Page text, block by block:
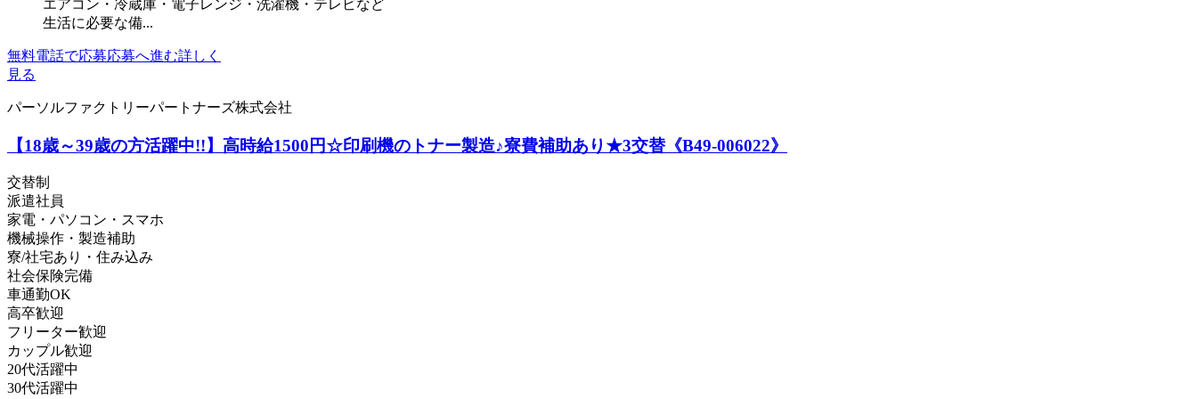
エアコン・冷蔵庫・電子レンジ・洗濯機・テレビなど
生活に必要な備...
無料電話で応募応募へ進む詳しく
見る
パーソルファクトリーパートナーズ株式会社
【18歳～39歳の方活躍中!!】高時給1500円☆印刷機のトナー製造♪寮費補助あり★3交替《B49-006022》
交替制
派遣社員
家電・パソコン・スマホ
機械操作・製造補助
寮/社宅あり・住み込み
社会保険完備
車通勤OK
高卒歓迎
フリーター歓迎
カップル歓迎
20代活躍中
30代活躍中